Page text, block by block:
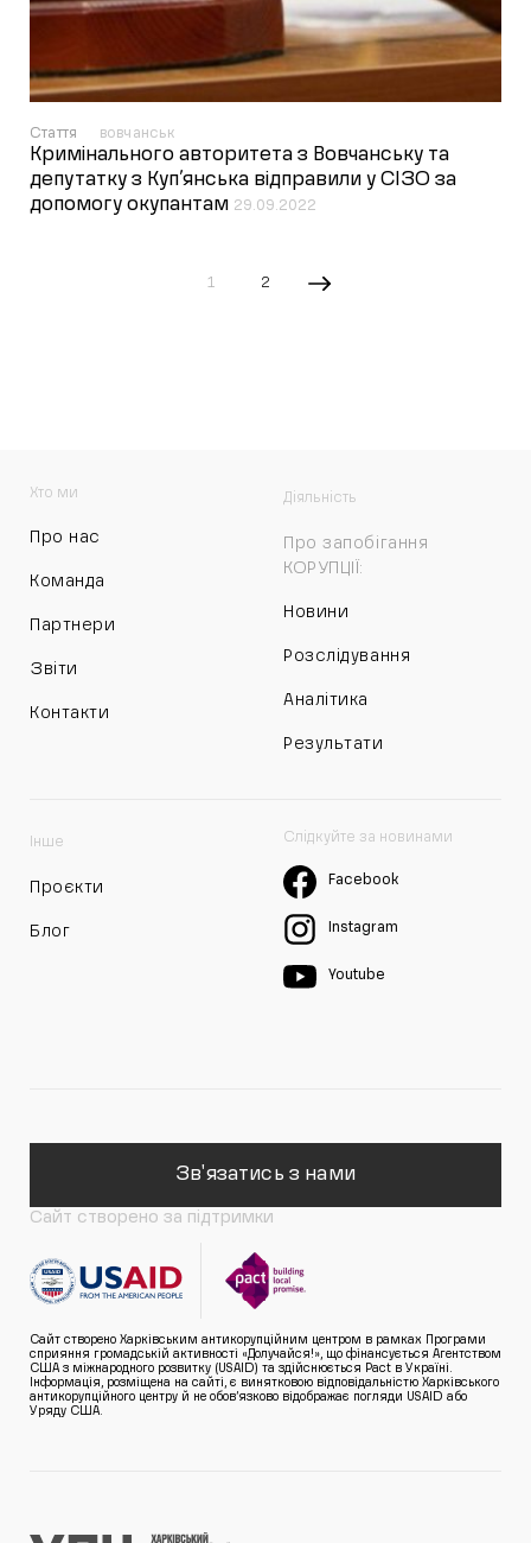
Стаття вовчанськ
Кримінального авторитета з Вовчанську та
депутатку з Куп’янська відправили у СІЗО за
допомогу окупантам 29.09.2022
1 2
Хто ми
Про нас
Команда
Партнери
Звіти
Контакти
Діяльність
Про запобігання
КОРУПЦІЇ:
Новини
Розслідування
Аналітика
Результати
Інше
Проєкти
Блог
Слідкуйте за новинами
Facebook
Instagram
Youtube
Зв'язатись з нами
Сайт створено за підтримки
Сайт створено Харківським антикорупційним центром в рамках Програми
сприяння громадській активності «Долучайся!», що фінансується Агентством
США з міжнародного розвитку (USAID) та здійснюється Pact в Україні.
Інформація, розміщена на сайті, є винятковою відповідальністю Харківського
антикорупційного центру й не обов’язково відображає погляди USAID або
Уряду США.